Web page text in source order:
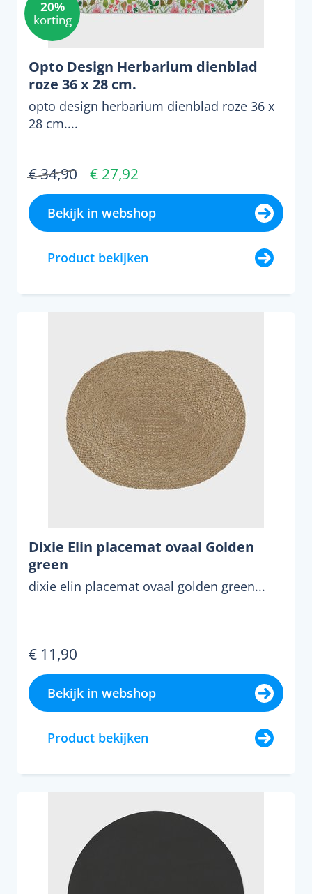
20%
korting
Opto Design Herbarium dienblad
roze 36 x 28 cm.
opto design herbarium dienblad roze 36 x
28 cm....
€ 34,90 € 27,92
Bekijk in webshop
Product bekijken
Dixie Elin placemat ovaal Golden
green
dixie elin placemat ovaal golden green...
€ 11,90
Bekijk in webshop
Product bekijken